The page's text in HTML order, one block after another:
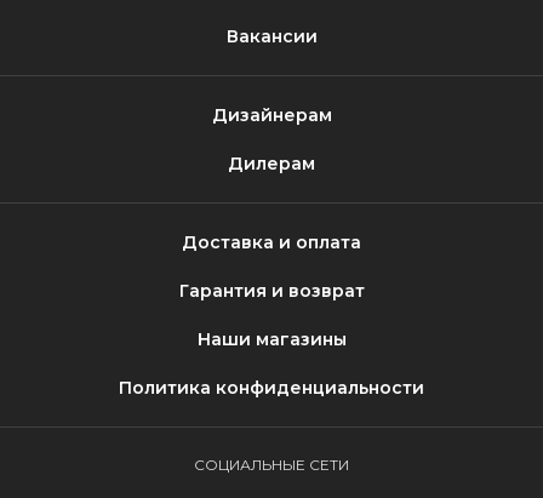
Вакансии
Дизайнерам
Дилерам
Доставка и оплата
Гарантия и возврат
Наши магазины
Политика конфиденциальности
СОЦИАЛЬНЫЕ СЕТИ